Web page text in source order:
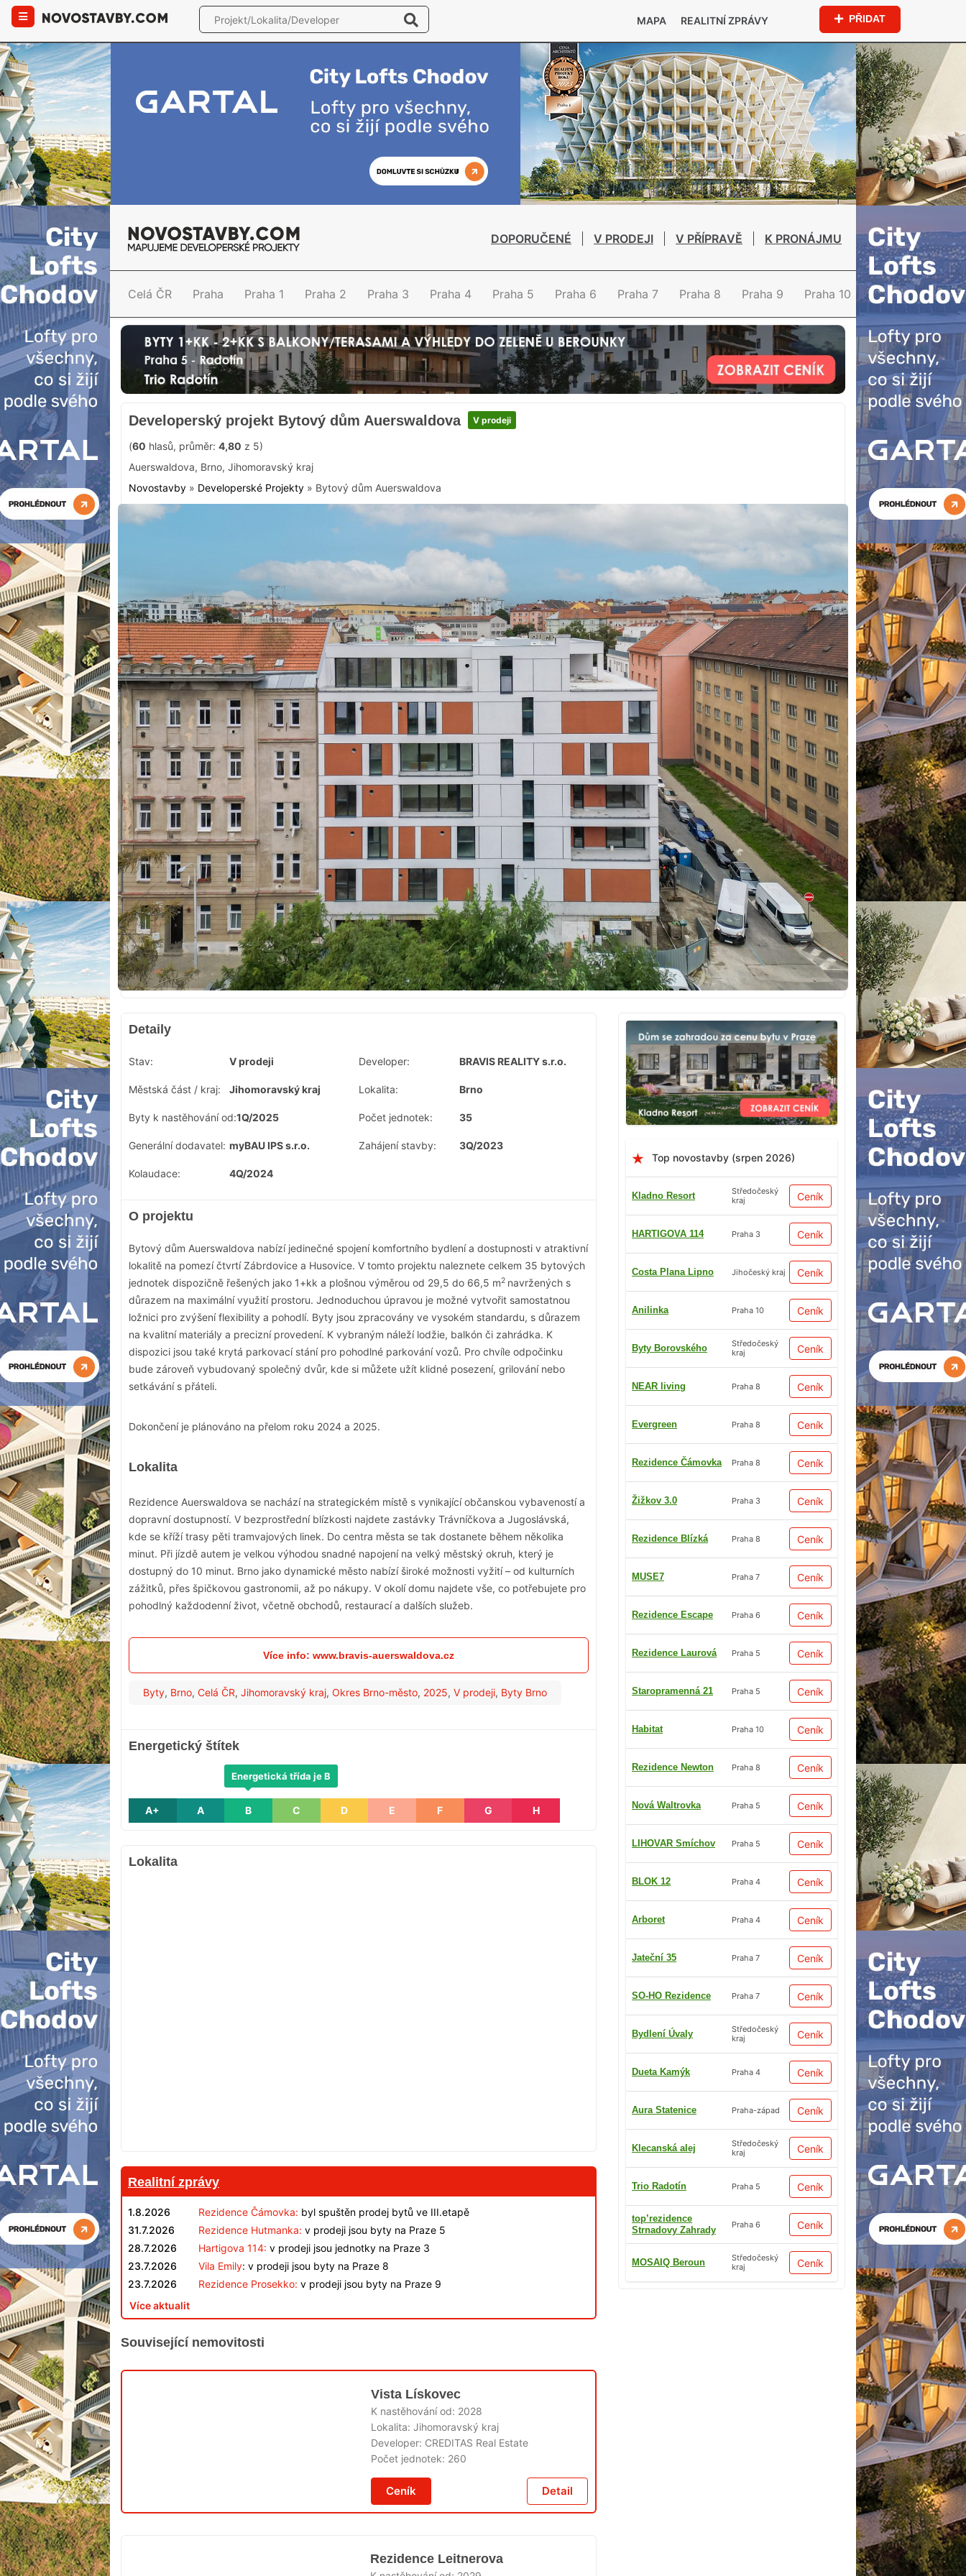
MAPA REALITNÍ ZPRÁVY PŘIDAT
DOPORUČENÉ V PRODEJI V PŘÍPRAVĚ K PRONÁJMU
Celá ČR Praha Praha 1 Praha 2 Praha 3 Praha 4 Praha 5 Praha 6 Praha 7 Praha 8 Praha 9 Praha 10
Developerský projekt Bytový dům Auerswaldova V prodeji
(60 hlasů, průměr: 4,80 z 5)
Auerswaldova, Brno, Jihomoravský kraj
Novostavby » Developerské Projekty » Bytový dům Auerswaldova
Top novostavby (srpen 2026)
Kladno Resort
Středočeský
kraj
Ceník
HARTIGOVA 114 Praha 3 Ceník
Costa Plana Lipno Jihočeský kraj Ceník
Anilinka Praha 10 Ceník
Byty Borovského
Středočeský
kraj
Ceník
NEAR living Praha 8 Ceník
Evergreen Praha 8 Ceník
Rezidence Čámovka Praha 8 Ceník
Žižkov 3.0 Praha 3 Ceník
Rezidence Blízká Praha 8 Ceník
MUSE7 Praha 7 Ceník
Rezidence Escape Praha 6 Ceník
Rezidence Laurová Praha 5 Ceník
Staropramenná 21 Praha 5 Ceník
Habitat Praha 10 Ceník
Rezidence Newton Praha 8 Ceník
Nová Waltrovka Praha 5 Ceník
LIHOVAR Smíchov Praha 5 Ceník
BLOK 12 Praha 4 Ceník
Arboret Praha 4 Ceník
Jateční 35 Praha 7 Ceník
SO-HO Rezidence Praha 7 Ceník
Bydlení Úvaly
Středočeský
kraj
Ceník
Dueta Kamýk Praha 4 Ceník
Aura Statenice Praha-západ Ceník
Klecanská alej
Středočeský
kraj
Ceník
Trio Radotín Praha 5 Ceník
top’rezidence
Strnadovy Zahrady
Praha 6 Ceník
MOSAIQ Beroun
Středočeský
kraj
Ceník
Detaily
Stav: V prodeji Developer: BRAVIS REALITY s.r.o.
Městská část / kraj: Jihomoravský kraj Lokalita: Brno
Byty k nastěhování od:1Q/2025 Počet jednotek: 35
Generální dodavatel: myBAU IPS s.r.o. Zahájení stavby: 3Q/2023
Kolaudace: 4Q/2024
O projektu
Bytový dům Auerswaldova nabízí jedinečné spojení komfortního bydlení a dostupnosti v atraktivní
lokalitě na pomezí čtvrtí Zábrdovice a Husovice. V tomto projektu naleznete celkem 35 bytových
jednotek dispozičně řešených jako 1+kk a plošnou výměrou od 29,5 do 66,5 m2 navržených s
důrazem na maximální využití prostoru. Jednoduchou úpravou je možné vytvořit samostatnou
ložnici pro zvýšení flexibility a pohodlí. Byty jsou zpracovány ve vysokém standardu, s důrazem
na kvalitní materiály a precizní provedení. K vybraným náleží lodžie, balkón či zahrádka. K
dispozici jsou také krytá parkovací stání pro pohodlné parkování vozů. Pro chvíle odpočinku
bude zároveň vybudovaný společný dvůr, kde si můžete užít klidné posezení, grilování nebo
setkávání s přáteli.
Dokončení je plánováno na přelom roku 2024 a 2025.
Lokalita
Rezidence Auerswaldova se nachází na strategickém místě s vynikající občanskou vybaveností a
dopravní dostupností. V bezprostřední blízkosti najdete zastávky Trávníčkova a Jugoslávská,
kde se kříží trasy pěti tramvajových linek. Do centra města se tak dostanete během několika
minut. Při jízdě autem je velkou výhodou snadné napojení na velký městský okruh, který je
dostupný do 10 minut. Brno jako dynamické město nabízí široké možnosti vyžití – od kulturních
zážitků, přes špičkovou gastronomii, až po nákupy. V okolí domu najdete vše, co potřebujete pro
pohodlný každodenní život, včetně obchodů, restaurací a dalších služeb.
Více info: www.bravis-auerswaldova.cz
Byty, Brno, Celá ČR, Jihomoravský kraj, Okres Brno-město, 2025, V prodeji, Byty Brno
Energetický štítek
A+ A B
Energetická třída je B
C D E F G H
Lokalita
Realitní zprávy
1.8.2026 Rezidence Čámovka: byl spuštěn prodej bytů ve III.etapě
31.7.2026
Rezidence Hutmanka: v prodeji jsou byty na Praze 5
28.7.2026
Hartigova 114: v prodeji jsou jednotky na Praze 3
23.7.2026
Vila Emily: v prodeji jsou byty na Praze 8
23.7.2026
Rezidence Prosekko: v prodeji jsou byty na Praze 9
Více aktualit
Související nemovitosti
Vista Lískovec
K nastěhování od: 2028
Lokalita:Jihomoravský kraj
Developer: CREDITAS Real Estate
Počet jednotek: 260
Ceník Detail
Rezidence Leitnerova